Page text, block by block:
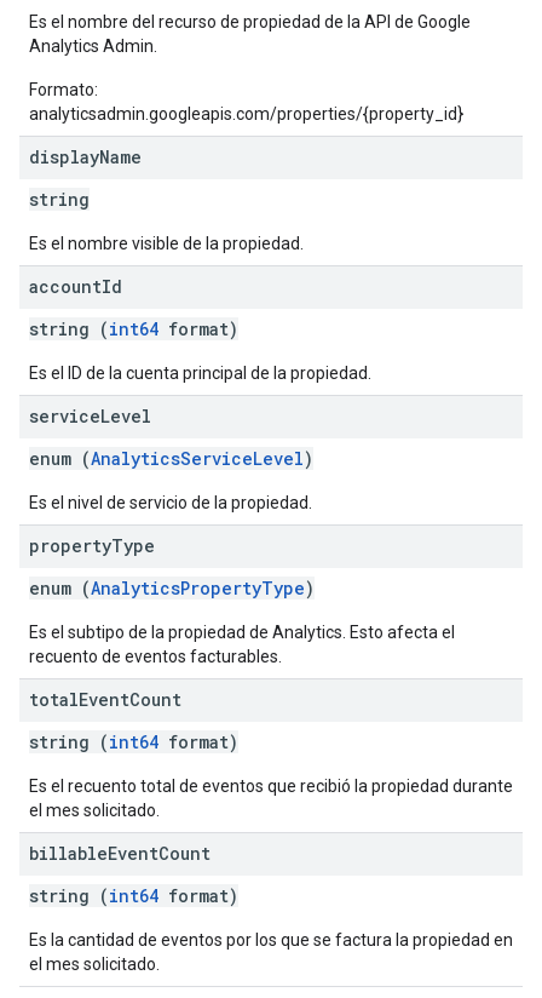
Es el nombre del recurso de propiedad de la API de Google
Analytics Admin.
Formato:
analyticsadmin.googleapis.com/properties/{property_id}
displayName
string
Es el nombre visible de la propiedad.
accountId
string (int64 format)
Es el ID de la cuenta principal de la propiedad.
serviceLevel
enum (AnalyticsServiceLevel)
Es el nivel de servicio de la propiedad.
propertyType
enum (AnalyticsPropertyType)
Es el subtipo de la propiedad de Analytics. Esto afecta el
recuento de eventos facturables.
totalEventCount
string (int64 format)
Es el recuento total de eventos que recibió la propiedad durante
el mes solicitado.
billableEventCount
string (int64 format)
Es la cantidad de eventos por los que se factura la propiedad en
el mes solicitado.